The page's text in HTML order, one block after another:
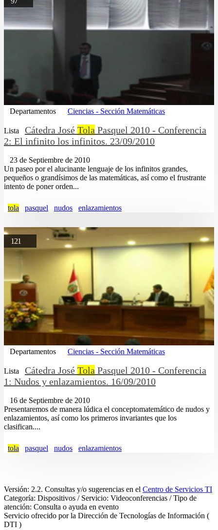
Departamentos Ciencias - Sección Matemáticas
Lista Cátedra José Tola Pasquel 2010 - Conferencia
2: El infinito los infinitos. 23/09/2010
23 de Septiembre de 2010
Un paseo por el alucinante lenguaje de los infinitos grandes,
pequeños o grandísimos de las matemáticas, así como el frustrante
intento de poner orden...
tola pasquel nudos enlazamientos
121
Departamentos Ciencias - Sección Matemáticas
Lista Cátedra José Tola Pasquel 2010 - Conferencia
1: Nudos y enlazamientos. 16/09/2010
16 de Septiembre de 2010
Presentaremos de manera lúdica el conceptomatemático de nudos y
enlazamientos, así como los primeros invariantes que los
clasifican....
tola pasquel nudos enlazamientos
Versión: 2.2. Consultas y/o sugerencias en el Centro de Servicios TI
Categoría: Dispositivos / Servicio: Videoconferencias / Tipo de
atención: Consulta o ayuda en evento
Servicio ofrecido por la Dirección de Tecnologías de Información (
DTI )